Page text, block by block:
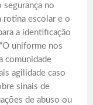
segurança no
rotina escolar e o
a identificação
uniforme nos
comunidade
agilidade caso
sinais de
de abuso ou